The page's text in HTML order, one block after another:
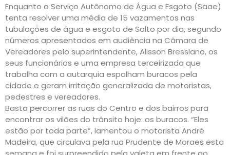
Enquanto o Serviço Autônomo de Água e Esgoto (Saae)
tenta resolver uma média de 15 vazamentos nas
tubulações de água e esgoto de Salto por dia, segundo
números apresentados em audiência na Câmara de
Vereadores pelo superintendente, Alisson Bressiano, os
seus funcionários e uma empresa terceirizada que
trabalha com a autarquia espalham buracos pela
cidade e geram irritação generalizada de motoristas,
pedestres e vereadores.
Basta percorrer as ruas do Centro e dos bairros para
encontrar os vilões do trânsito hoje: os buracos. “Eles
estão por toda parte”, lamentou o motorista André
Madeira, que circulava pela rua Prudente de Moraes esta